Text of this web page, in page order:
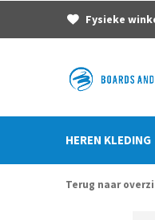
HEREN KLEDING
Fysieke
Terug naar